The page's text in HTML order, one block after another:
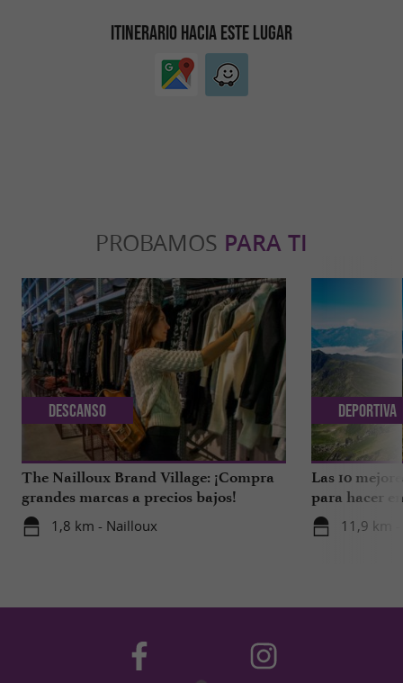
ITINERARIO HACIA ESTE LUGAR
PROBAMOS PARA TI
The Nailloux Brand Village: ¡Compra
grandes marcas a precios bajos!
1,8 km - Nailloux
Descanso
Las 10
para hacer
11,9 km
Deportiva